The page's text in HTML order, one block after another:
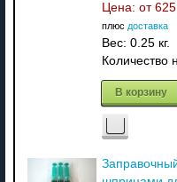
Цена: от
плюс доставка
Вес: 0.25 кг.
Количество
В корзину